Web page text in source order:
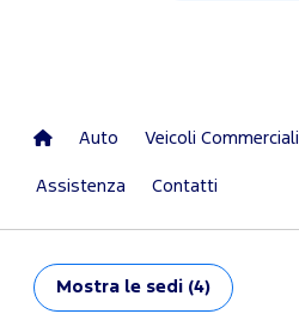
Auto Veicoli Commerciali
Assistenza Contatti
Mostra le sedi (4)